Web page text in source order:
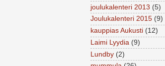
joulukalenteri 2013 (5)
Joulukalenteri 2015 (9)
kauppias Aukusti (12)
Laimi Lyydia (9)
Lundby (2)